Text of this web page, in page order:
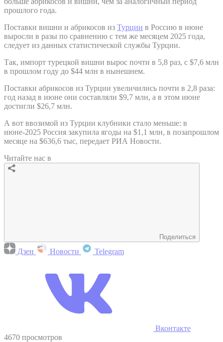
прошлого года.
Поставки вишни и абрикосов из Турции в Россию в июне
выросли в разы по сравнению с тем же месяцем 2025 года,
следует из данных статистической службы Турции.
Так, импорт турецкой вишни вырос почти в 5,8 раз, с $7,6 млн
в прошлом году до $44 млн в нынешнем.
Поставки абрикосов из Турции увеличились почти в 2,8 раза:
год назад в июне они составляли $9,7 млн, а в этом июне
достигли $26,7 млн.
А вот ввозимой из Турции клубники стало меньше: в
июне-2025 Россия закупила ягоды на $1,1 млн, в позапрошлом
месяце на $636,6 тыс, передает РИА Новости.
Читайте нас в
Поделиться
Дзен Новости Telegram
Вконтакте
4670 просмотров